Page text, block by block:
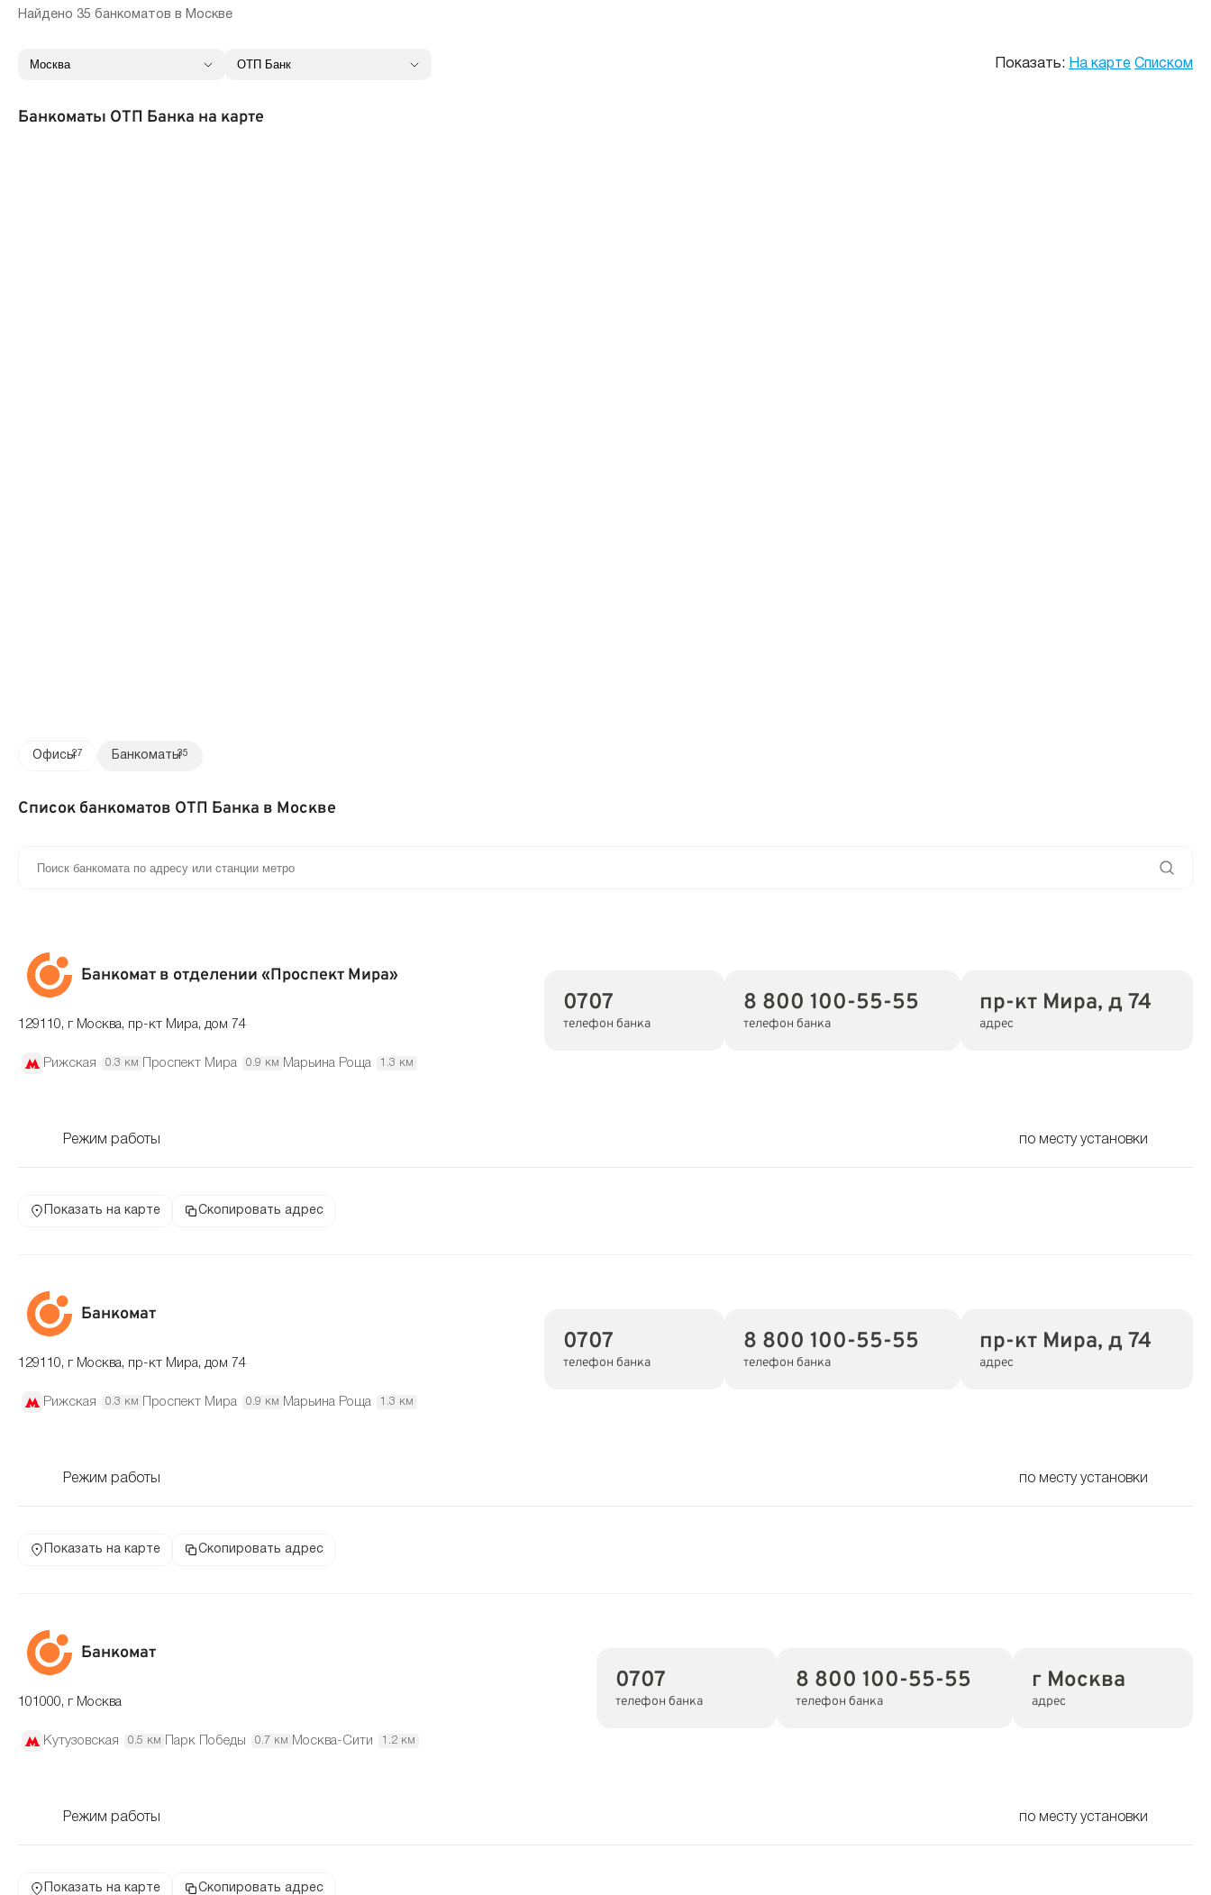
Найдено 35 банкоматов в Москве
Показать: На карте Списком
Банкоматы ОТП Банка на карте
Офисы27 Банкоматы35
Список банкоматов ОТП Банка в Москве
Банкомат в отделении «Проспект Мира»
129110, г Москва, пр-кт Мира, дом 74
Рижская 0.3 км Проспект Мира 0.9 км Марьина Роща 1.3 км
0707
телефон банка
8 800 100-55-55
телефон банка
пр-кт Мира, д 74
адрес
Режим работы по месту установки
Показать на карте Скопировать адрес
Банкомат
129110, г Москва, пр-кт Мира, дом 74
Рижская 0.3 км Проспект Мира 0.9 км Марьина Роща 1.3 км
0707
телефон банка
8 800 100-55-55
телефон банка
пр-кт Мира, д 74
адрес
Режим работы по месту установки
Показать на карте Скопировать адрес
Банкомат
101000, г Москва
Кутузовская 0.5 км Парк Победы 0.7 км Москва-Сити 1.2 км
0707
телефон банка
8 800 100-55-55
телефон банка
г Москва
адрес
Режим работы по месту установки
Показать на карте Скопировать адрес